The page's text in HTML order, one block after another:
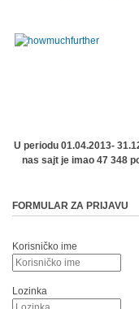
U periodu 01.04.2013-
nas sajt je imao 47 348
FORMULAR ZA PRIJAVU
Korisničko ime
Lozinka